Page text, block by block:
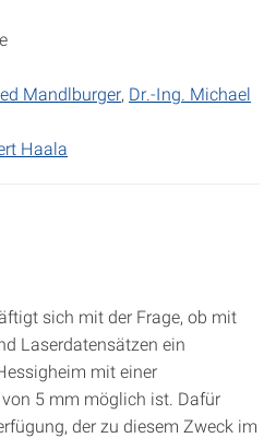
Mandlburger, Dr.-Ing. Michael
Haala
sich mit der Frage, ob mit
Laserdatensätzen ein
mit einer
5 mm möglich ist. Dafür
der zu diesem Zweck im